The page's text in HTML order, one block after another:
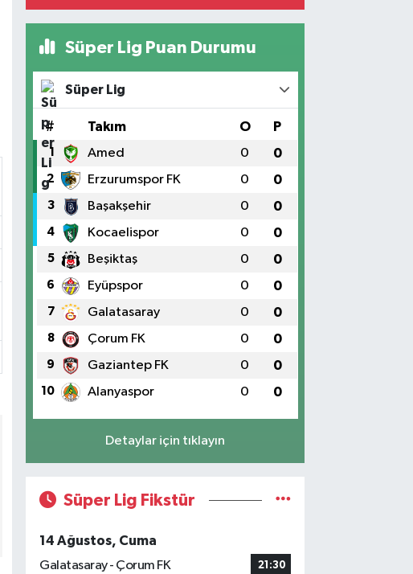
Süper Lig Puan Durumu
Süper Lig
# Takım O P
1 Amed 0 0
2 Erzurumspor FK 0 0
3 Başakşehir 0 0
4 Kocaelispor 0 0
5 Beşiktaş 0 0
6 Eyüpspor 0 0
7 Galatasaray 0 0
8 Çorum FK 0 0
9 Gaziantep FK 0 0
10 Alanyaspor 0 0
Detaylar için tıklayın
Süper Lig Fikstür
14 Ağustos, Cuma
Galatasaray - Çorum FK
21:30